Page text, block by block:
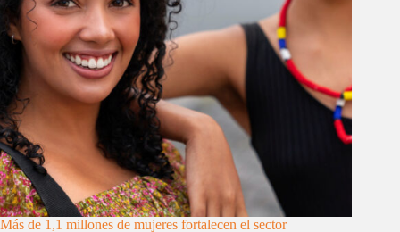
Más de 1,1 millones de mujeres fortalecen el sector